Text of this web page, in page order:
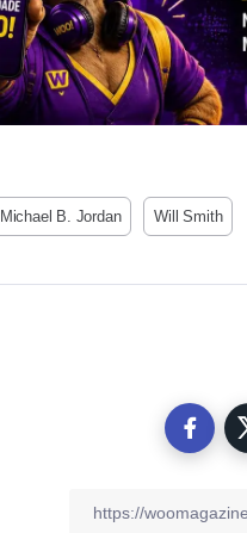
Michael B. Jordan Will Smith